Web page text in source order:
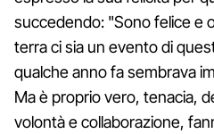
succedendo: "Sono felice e
terra ci sia un evento di
qualche anno fa sembrava
Ma è proprio vero, tenacia,
volontà e collaborazione,